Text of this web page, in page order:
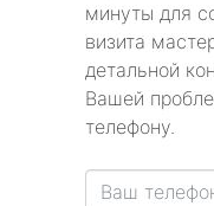
минуты для
визита
детальной
Вашей
телефону.